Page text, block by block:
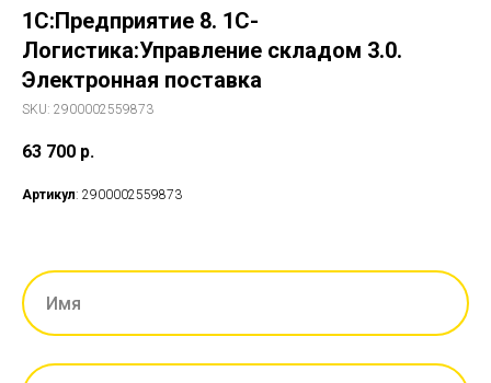
1С:Предприятие 8. 1С-
Логистика:Управление складом 3.0.
Электронная поставка
SKU: 2900002559873
63 700 р.
Артикул: 2900002559873